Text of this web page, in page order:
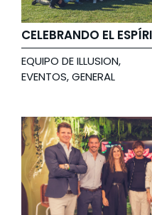
CELEBRANDO EL
EQUIPO DE ILLUSION,
EVENTOS,GENERAL